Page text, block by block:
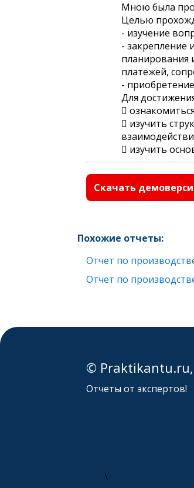
Мною была
Целью
- изучение
- закрепление
планирования
платежей,
-
Для

 изучить
 изучить
Скачать
Похожие отчеты:
Отчет по
Отчет по
© Praktikantu.ru,
Отчеты от экспертов!
\